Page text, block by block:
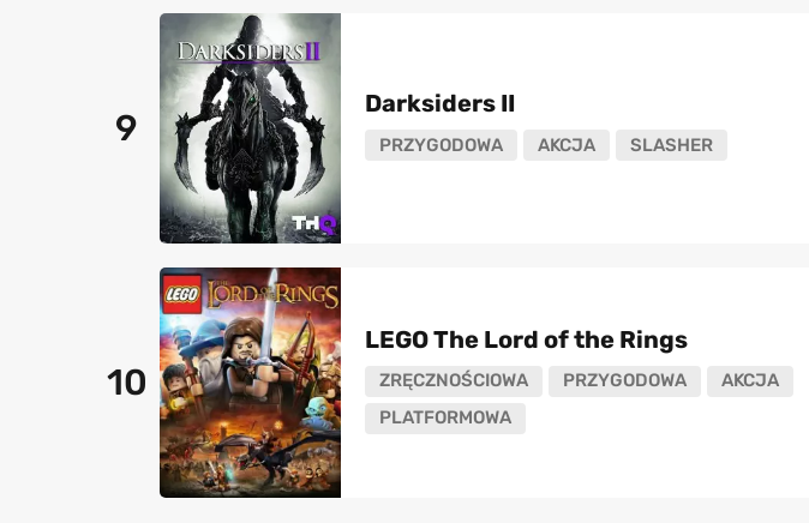
9
Darksiders II
PRZYGODOWA AKCJA SLASHER
10
LEGO The Lord of the Rings
ZRĘCZNOŚCIOWA PRZYGODOWA
AKCJA
PLATFORMOWA